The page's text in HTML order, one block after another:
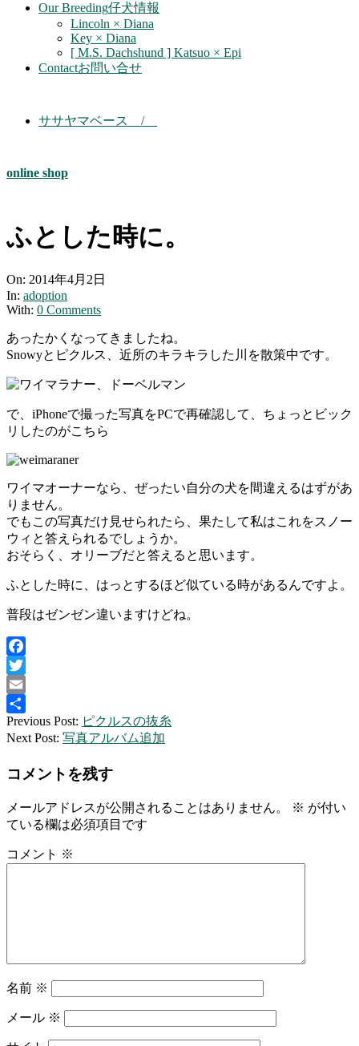
Our Breeding仔犬情報
Lincoln × Diana
Key × Diana
[ M.S. Dachshund ] Katsuo × Epi
Contactお問い合せ
ササヤマベース /
online shop
ふとした時に。
On: 2014年4月2日
In: adoption
With: 0 Comments
あったかくなってきましたね。
Snowyとピクルス、近所のキラキラした川を散策中です。
で、iPhoneで撮った写真をPCで再確認して、ちょっとビック
リしたのがこちら
ワイマオーナーなら、ぜったい自分の犬を間違えるはずがあ
りません。
でもこの写真だけ見せられたら、果たして私はこれをスノー
ウィと答えられるでしょうか。
おそらく、オリーブだと答えると思います。
ふとした時に、はっとするほど似ている時があるんですよ。
普段はゼンゼン違いますけどね。
Facebook
Twitter
Email
共
有
2014-
04-
Previous Post: ピクルスの抜糸
Next Post: 写真アルバム追加
コメントを残す
メールアドレスが公開されることはありません。 ※ が付い
ている欄は必須項目です
コメント ※
名前 ※
メール ※